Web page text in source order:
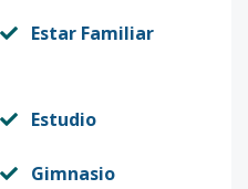
Estar Familiar
Estudio
Gimnasio